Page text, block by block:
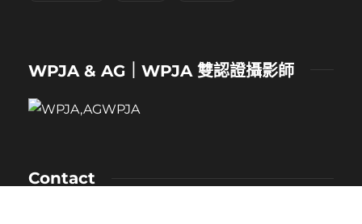
WPJA & AG｜WPJA 雙認證攝影師
Contact